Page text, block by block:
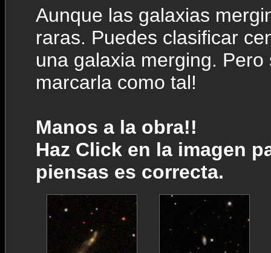
Aunque las galaxias
raras. Puedes clasificar
una galaxia merging.
marcarla como tal!
Manos a la obra!!
Haz Click en la imagen
piensas es correcta.